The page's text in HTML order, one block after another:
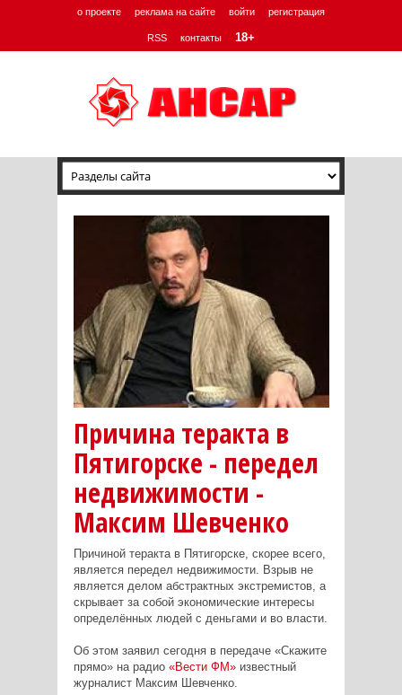
о проекте реклама на сайте войти регистрация
RSS контакты 18+
Причина теракта в
Пятигорске - передел
недвижимости -
Максим Шевченко
Причиной теракта в Пятигорске, скорее всего,
является передел недвижимости. Взрыв не
является делом абстрактных экстремистов, а
скрывает за собой экономические интересы
определённых людей с деньгами и во власти.
Об этом заявил сегодня в передаче «Скажите
прямо» на радио «Вести ФМ»известный
журналист Максим Шевченко.